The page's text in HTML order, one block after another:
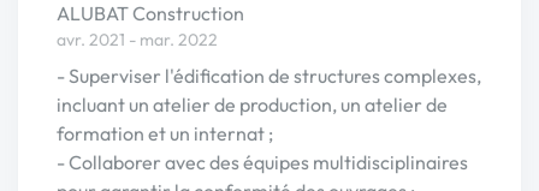
ALUBAT Construction
avr. 2021 - mar. 2022
- Superviser l'édification de structures complexes,
incluant un atelier de production, un atelier de
formation et un internat ;
- Collaborer avec des équipes multidisciplinaires